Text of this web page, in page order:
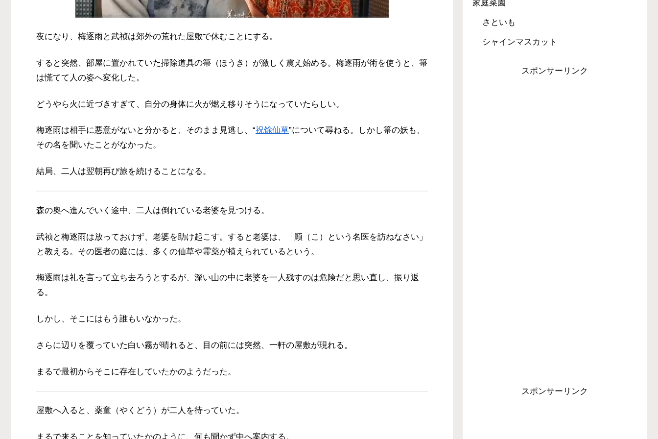
夜になり、梅逐雨と武祯は郊外の荒れた屋敷で休むことにする。
すると突然、部屋に置かれていた掃除道具の箒（ほうき）が激しく震え始める。梅逐雨が術を使うと、箒
は慌てて人の姿へ変化した。
どうやら火に近づきすぎて、自分の身体に火が燃え移りそうになっていたらしい。
梅逐雨は相手に悪意がないと分かると、そのまま見逃し、“祝馀仙草”について尋ねる。しかし箒の妖も、
その名を聞いたことがなかった。
結局、二人は翌朝再び旅を続けることになる。
森の奥へ進んでいく途中、二人は倒れている老婆を見つける。
武祯と梅逐雨は放っておけず、老婆を助け起こす。すると老婆は、「顾（こ）という名医を訪ねなさい」
と教える。その医者の庭には、多くの仙草や霊薬が植えられているという。
梅逐雨は礼を言って立ち去ろうとするが、深い山の中に老婆を一人残すのは危険だと思い直し、振り返
る。
しかし、そこにはもう誰もいなかった。
さらに辺りを覆っていた白い霧が晴れると、目の前には突然、一軒の屋敷が現れる。
まるで最初からそこに存在していたかのようだった。
屋敷へ入ると、薬童（やくどう）が二人を待っていた。
まるで来ることを知っていたかのように、何も聞かず中へ案内する。
家庭菜園
さといも
シャインマスカット
スポンサーリンク
スポンサーリンク